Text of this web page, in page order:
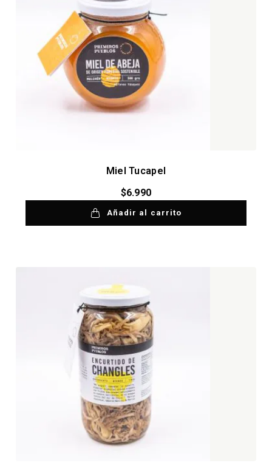
Miel Tucapel
$6.990
Añadir al carrito